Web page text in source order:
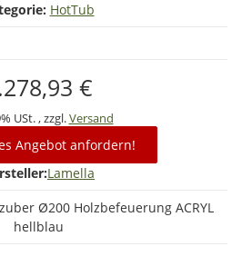
HotTub
€
USt. , zzgl.Versand
Angebot anfordern!
Lamella
Ø200 Holzbefeuerung ACRYL
hellblau